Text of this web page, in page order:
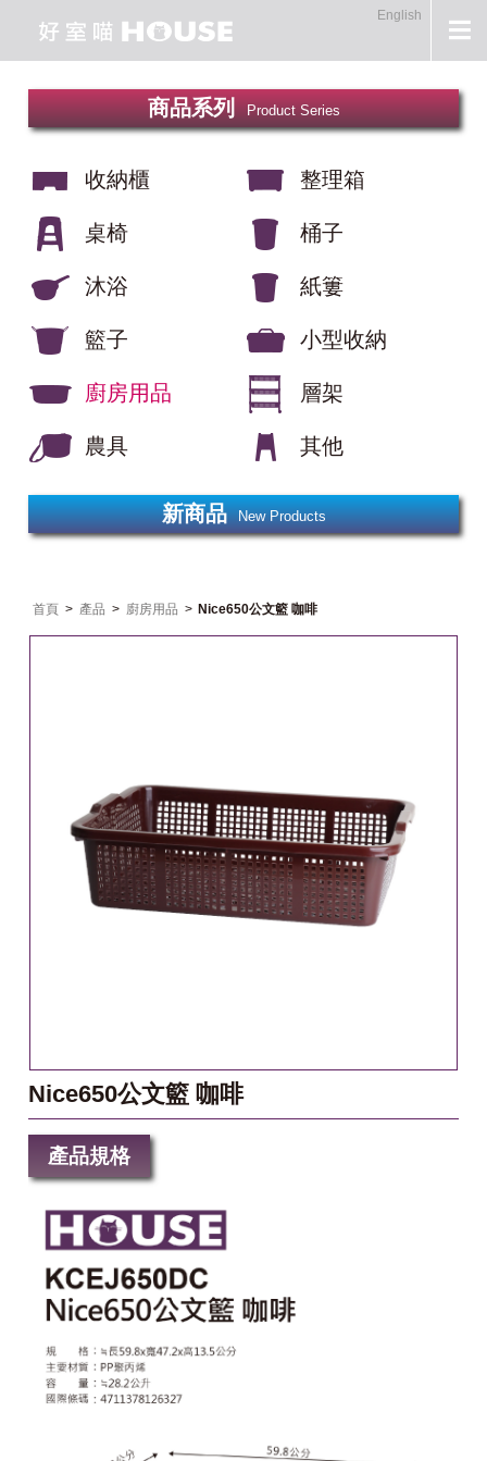
English
商品系列 Product Series
收納櫃 整理箱
桌椅 桶子
沐浴 紙簍
籃子 小型收納
廚房用品 層架
農具 其他
新商品 New Products
首頁 > 產品 > 廚房用品 > Nice650公文籃 咖啡
Nice650公文籃 咖啡
產品規格